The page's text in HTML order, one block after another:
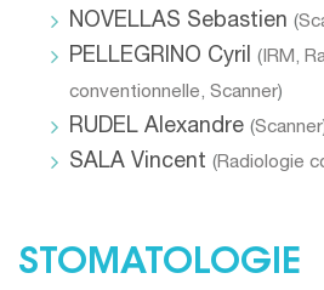
NOVELLAS Sebastien (
PELLEGRINO Cyril (IRM,
conventionnelle,Scanner)
RUDEL Alexandre (Scanner
SALA Vincent (Radiologie
STOMATOLOGIE